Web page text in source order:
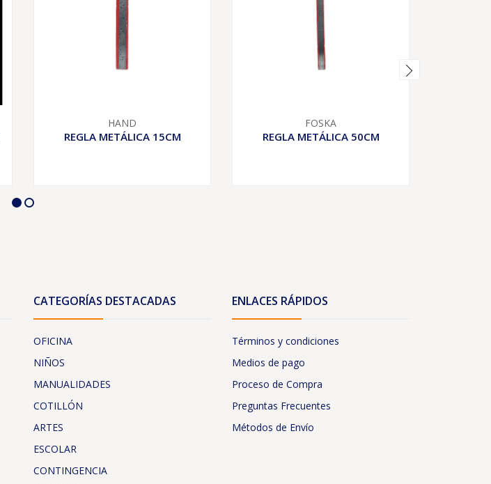
HAND
REGLA METÁLICA 15CM
FOSKA
REGLA METÁLICA 50CM
CATEGORÍAS DESTACADAS
OFICINA
NIÑOS
MANUALIDADES
COTILLÓN
ARTES
ESCOLAR
CONTINGENCIA
ENLACES RÁPIDOS
Términos y condiciones
Medios de pago
Proceso de Compra
Preguntas Frecuentes
Métodos de Envío